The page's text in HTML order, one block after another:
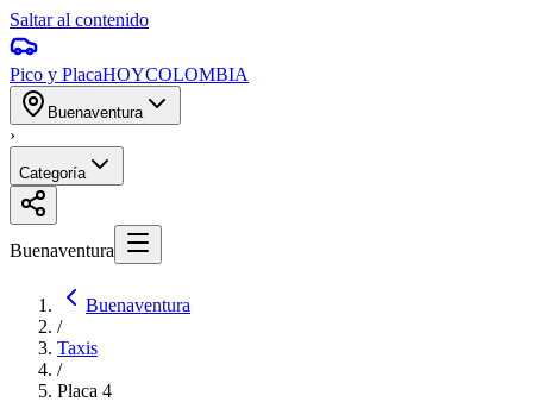
Saltar al contenido
Pico y PlacaHOYCOLOMBIA
Buenaventura
›
Categoría
Buenaventura
Buenaventura
/
Taxis
/
Placa 4